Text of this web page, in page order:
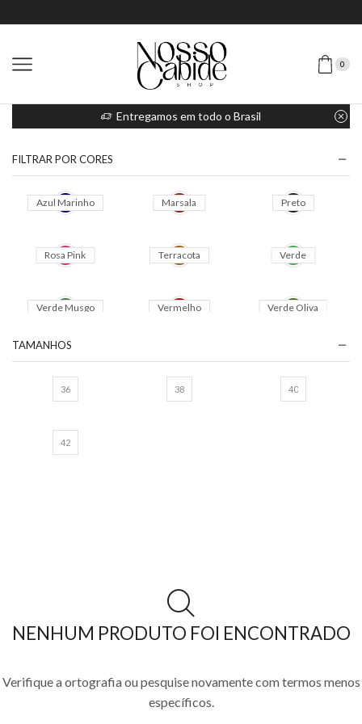
0
Entregamos em todo o Brasil
NENHUM PRODUTO FOI ENCONTRADO
Verifique a ortografia ou pesquise novamente com termos menos
específicos.
FILTRAR POR CORES
TAMANHOS
36 38 40
42